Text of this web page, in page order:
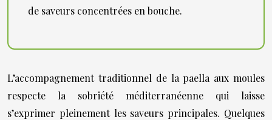
de saveurs concentrées en bouche.
L’accompagnement traditionnel de la paella aux moules
respecte la sobriété méditerranéenne qui laisse
s’exprimer pleinement les saveurs principales. Quelques